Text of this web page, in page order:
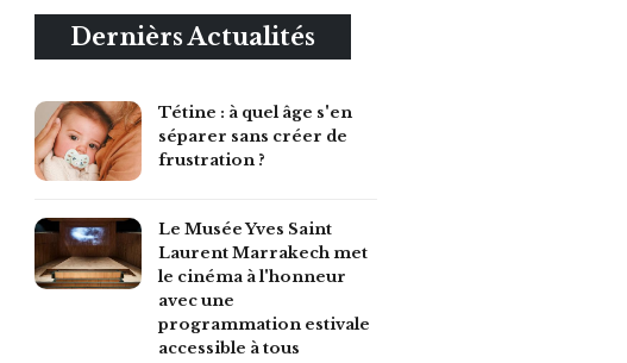
Dernièrs Actualités
Tétine : à quel âge s'en
séparer sans créer de
frustration ?
Le Musée Yves Saint
Laurent Marrakech met
le cinéma à l'honneur
avec une
programmation estivale
accessible à tous